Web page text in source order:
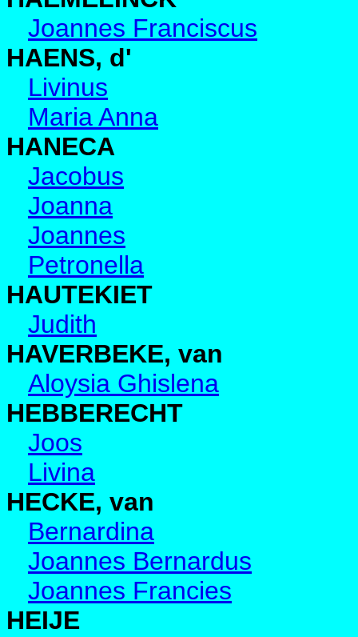
Joannes Franciscus
HAENS, d'
Livinus
Maria Anna
HANECA
Jacobus
Joanna
Joannes
Petronella
HAUTEKIET
Judith
HAVERBEKE, van
Aloysia Ghislena
HEBBERECHT
Joos
Livina
HECKE, van
Bernardina
Joannes Bernardus
Joannes Francies
HEIJE